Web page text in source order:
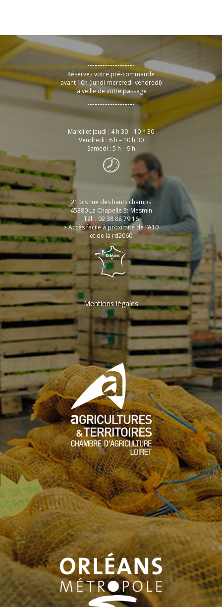
Réservez votre pré-commande
avant 10h (lundi-mercredi-vendredi)
la veille de votre passage
Mardi et jeudi : 4 h 30 – 10 h 30
Vendredi : 6 h – 10 h 30
Samedi : 5 h – 9 h
21 bis rue des hauts champs
45380 La Chapelle St-Mesmin
Tél. : 02 38 88 79 16
> Accès facile à proximité de l’A10
et de la rd2060
Mentions légales